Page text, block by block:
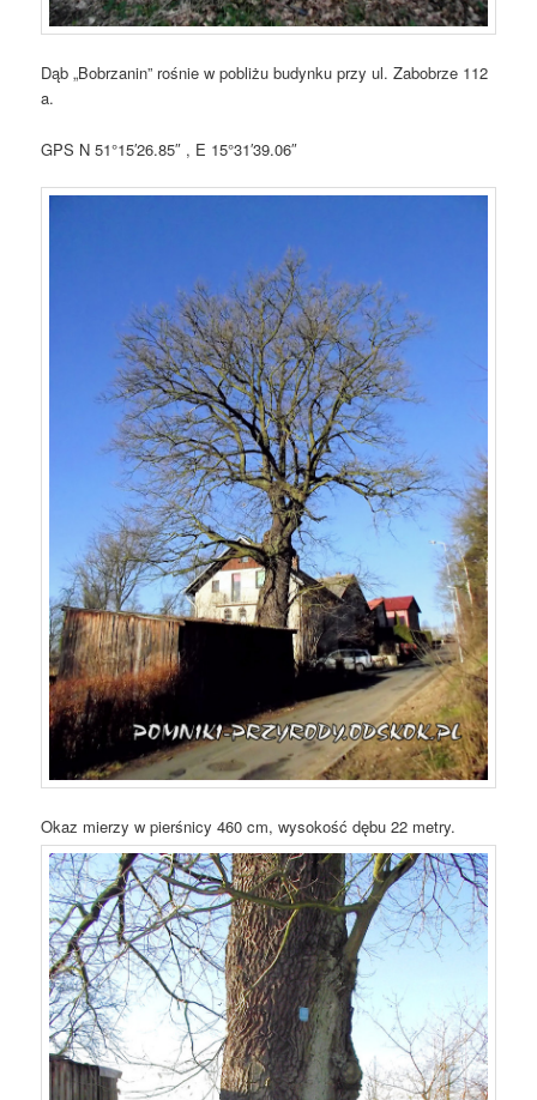
Dąb „Bobrzanin” rośnie w pobliżu budynku przy ul. Zabobrze 112
a.
GPS N 51°15′26.85″ , E 15°31′39.06″
Okaz mierzy w pierśnicy 460 cm, wysokość dębu 22 metry.